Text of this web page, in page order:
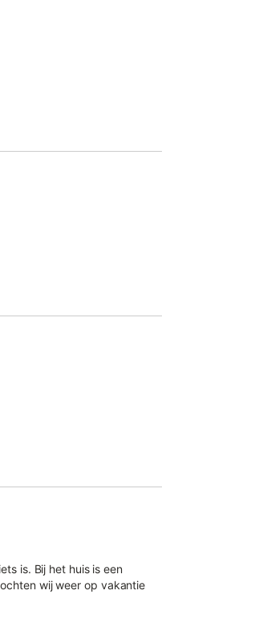
is. Bij het huis is een
wij weer op vakantie